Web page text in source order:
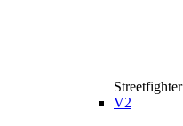
Streetfighter
V2